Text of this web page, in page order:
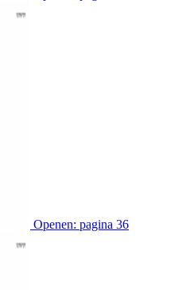
Openen: pagina 36